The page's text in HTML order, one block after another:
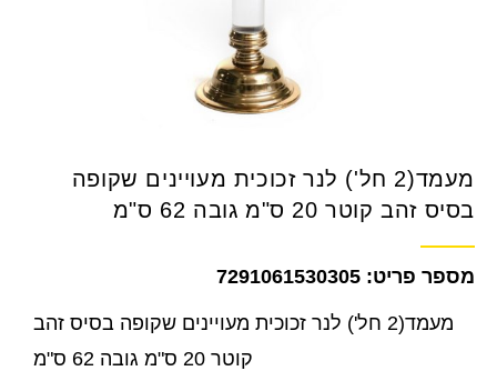
מעמד(2 חל') לנר זכוכית מעויינים שקופה
בסיס זהב קוטר 20 ס"מ גובה 62 ס"מ
7291061530305
מעמד(2 חל') לנר זכוכית מעויינים שקופה בסיס זהב
קוטר 20 ס"מ גובה 62 ס"מ